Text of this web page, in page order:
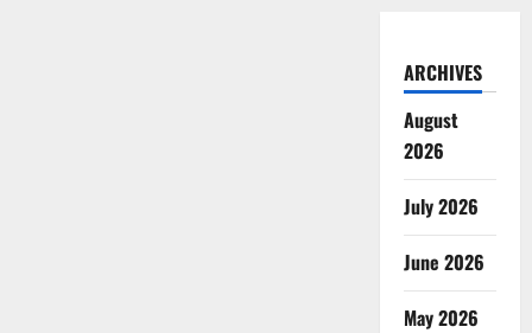
ARCHIVES
August
2026
July 2026
June 2026
May 2026